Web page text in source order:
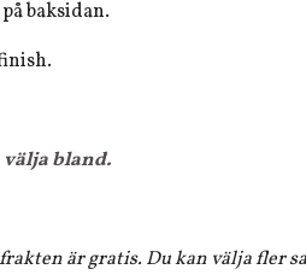
baksidan.
bland.
är gratis. Du kan välja fler